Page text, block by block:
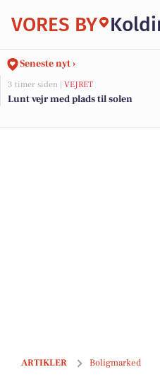
VORES BY
Seneste nyt ›
3 timer siden | VEJRET
Lunt vejr med plads til solen
ARTIKLER Boligmarked
Ålykkegade 23 og 2 andre